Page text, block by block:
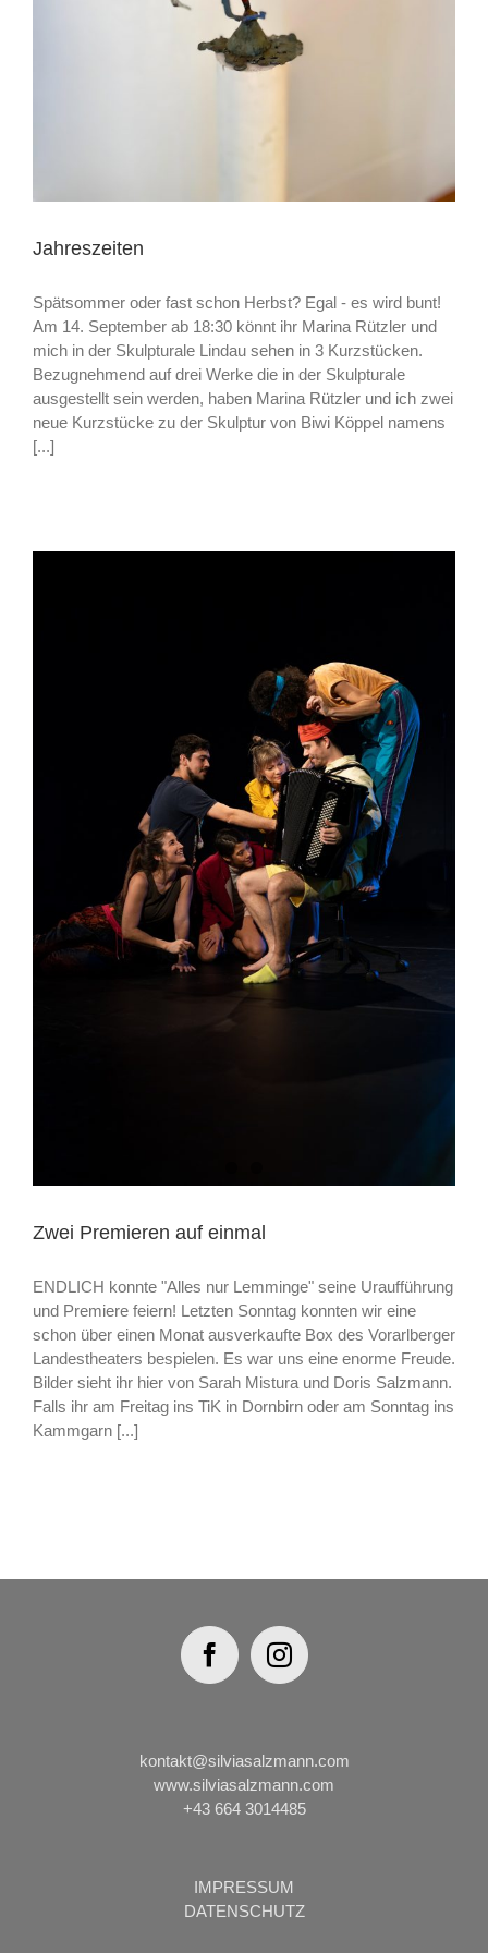
Jahreszeiten
Spätsommer oder fast schon Herbst? Egal - es wird bunt!
Am 14. September ab 18:30 könnt ihr Marina Rützler und
mich in der Skulpturale Lindau sehen in 3 Kurzstücken.
Bezugnehmend auf drei Werke die in der Skulpturale
ausgestellt sein werden, haben Marina Rützler und ich zwei
neue Kurzstücke zu der Skulptur von Biwi Köppel namens
[...]
Zwei Premieren auf einmal
ENDLICH konnte "Alles nur Lemminge" seine Uraufführung
und Premiere feiern! Letzten Sonntag konnten wir eine
schon über einen Monat ausverkaufte Box des Vorarlberger
Landestheaters bespielen. Es war uns eine enorme Freude.
Bilder sieht ihr hier von Sarah Mistura und Doris Salzmann.
Falls ihr am Freitag ins TiK in Dornbirn oder am Sonntag ins
Kammgarn [...]
kontakt@silviasalzmann.com
www.silviasalzmann.com
+43 664 3014485
IMPRESSUM
DATENSCHUTZ